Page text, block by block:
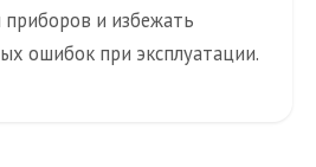
и избежать
ошибок при эксплуатации.